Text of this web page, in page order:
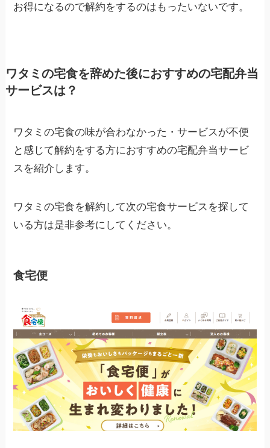
お得になるので解約をするのはもったいないです。
ワタミの宅食を辞めた後におすすめの宅配弁当
サービスは？
ワタミの宅食の味が合わなかった・サービスが不便
と感じて解約をする方におすすめの宅配弁当サービ
スを紹介します。
ワタミの宅食を解約して次の宅食サービスを探して
いる方は是非参考にしてください。
食宅便